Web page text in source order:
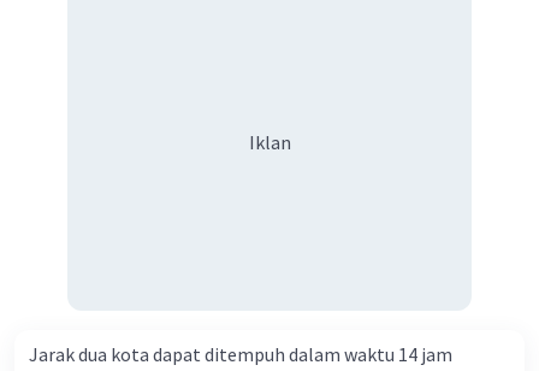
Iklan
Jarak dua kota dapat ditempuh dalam waktu 14 jam